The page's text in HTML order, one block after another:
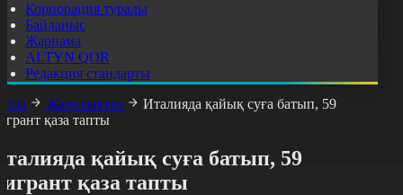
Корпорация туралы
Байланыс
Жарнама
ALTYN QOR
Редакция стандарты
Жаңалықтар
Италияда қайық суға батып, 59
қаза тапты
қайық суға батып, 59
қаза тапты